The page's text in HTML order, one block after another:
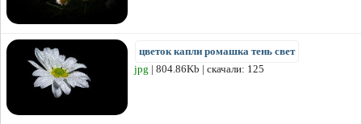
цветок капли ромашка тень свет
jpg | 804.86Kb | скачали: 125